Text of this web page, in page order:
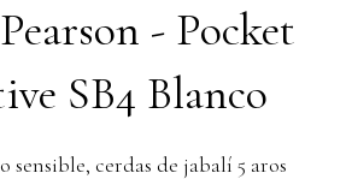
- Pocket
SB4 Blanco
sensible, cerdas de jabalí 5 aros